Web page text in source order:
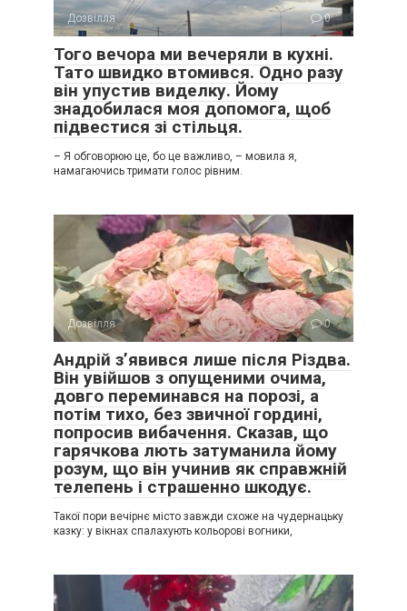
Дозвілля 0
Того вечора ми вечеряли в кухні.
Тато швидко втомився. Одно разу
він упустив виделку. Йому
знадобилася моя допомога, щоб
підвестися зі стільця.
– Я обговорюю це, бо це важливо, – мовила я,
намагаючись тримати голос рівним.
Дозвілля 0
Андрій з’явився лише після Різдва.
Він увійшов з опущеними очима,
довго переминався на порозі, а
потім тихо, без звичної гордині,
попросив вибачення. Сказав, що
гарячкова лють затуманила йому
розум, що він учинив як справжній
телепень і страшенно шкодує.
Такої пори вечірнє місто завжди схоже на чудернацьку
казку: у вікнах спалахують кольорові вогники,